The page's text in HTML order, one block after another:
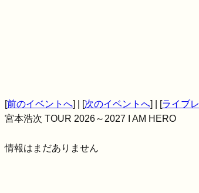
[前のイベントへ] | [次のイベントへ] | [ライブ
宮本浩次 TOUR 2026～2027 I AM HERO
情報はまだありません